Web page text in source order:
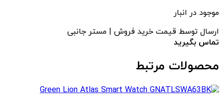
موجود در انبار
ارسال توسط قیمت خرید فروش | مستر جانبی
تماس بگیرید
محصولات مرتبط